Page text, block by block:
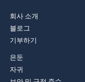
회사 소개
블로그
기부하기
은둔
자귀